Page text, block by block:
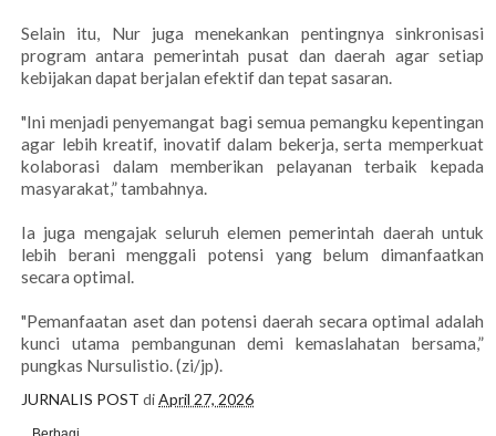
Selain itu, Nur juga menekankan pentingnya sinkronisasi
program antara pemerintah pusat dan daerah agar setiap
kebijakan dapat berjalan efektif dan tepat sasaran.
"Ini menjadi penyemangat bagi semua pemangku kepentingan
agar lebih kreatif, inovatif dalam bekerja, serta memperkuat
kolaborasi dalam memberikan pelayanan terbaik kepada
masyarakat,” tambahnya.
Ia juga mengajak seluruh elemen pemerintah daerah untuk
lebih berani menggali potensi yang belum dimanfaatkan
secara optimal.
"Pemanfaatan aset dan potensi daerah secara optimal adalah
kunci utama pembangunan demi kemaslahatan bersama,”
pungkas Nursulistio. (zi/jp).
JURNALIS POST diApril 27, 2026